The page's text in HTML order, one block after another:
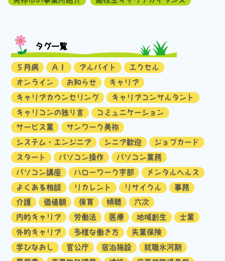
タグ一覧
５月病 ＡＩ アルバイト
エクセル
オンライン
お知らせ
キャリア
キャリアカウンセリング
キャリアコンサルタント
キャリコンの独り言
コミュニケーション
サービス業
サンワーク美祢
システム・エンジニア
シニア歓迎
ジョブカード
スタート
パソコン操作
パソコン業務
パソコン講座
ハローワーク宇部
メンタルヘルス
よくある相談
リカレント リサイクル
事務
介護
価値観 保育 傾聴
六次
内的キャリア
労働法 医療 地域創生
士業
外的キャリア
多様な働き方
失業保険
学びなおし
官公庁 宿泊施設
就職氷河期